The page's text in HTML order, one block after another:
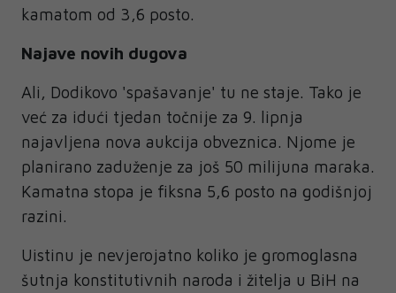
kamatom od 3,6 posto.
Najave novih dugova
Ali, Dodikovo 'spašavanje' tu ne staje. Tako je
već za idući tjedan točnije za 9. lipnja
najavljena nova aukcija obveznica. Njome je
planirano zaduženje za još 50 milijuna maraka.
Kamatna stopa je fiksna 5,6 posto na godišnjoj
razini.
Uistinu je nevjerojatno koliko je gromoglasna
šutnja konstitutivnih naroda i žitelja u BiH na